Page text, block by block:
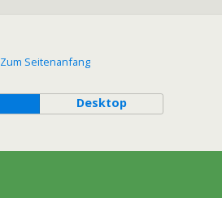
Zum Seitenanfang
Desktop